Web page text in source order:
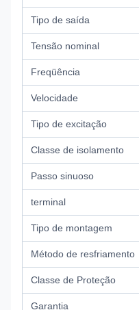
Tipo de saída
Tensão nominal
Freqüência
Velocidade
Tipo de excitação
Classe de isolamento
Passo sinuoso
terminal
Tipo de montagem
Método de resfriamento
Classe de Proteção
Garantia